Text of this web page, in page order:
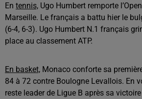
En tennis, Ugo Humbert remporte
Marseille. Le français a battu hier le
(6-4, 6-3). Ugo Humbert N.1 français
place au classement ATP.
En basket, Monaco conforte sa
84 à 72 contre Boulogne Levallois. En
reste leader de Ligue B après sa